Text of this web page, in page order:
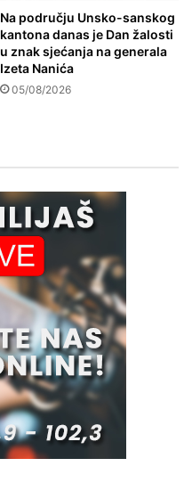
Na području Unsko-sanskog
kantona danas je Dan žalosti
u znak sjećanja na generala
Izeta Nanića
05/08/2026